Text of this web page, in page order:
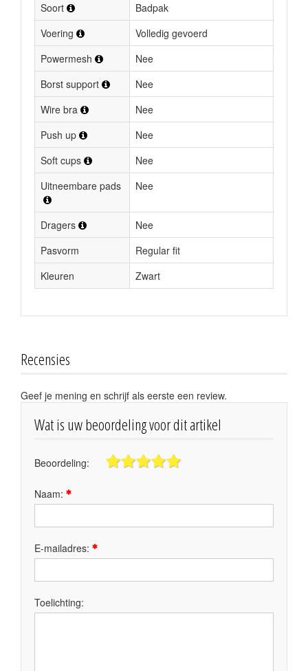
Soort
Badpak
Voering
Volledig gevoerd
Powermesh
Nee
Borst support
Nee
Wire bra
Nee
Push up
Nee
Soft cups
Nee
Uitneembare pads
Nee
Dragers
Nee
Pasvorm
Regular fit
Kleuren
Zwart
Recensies
Geef je mening en schrijf als eerste een review.
Wat is uw beoordeling voor dit artikel
Beoordeling:
Naam:
E-mailadres:
Toelichting: